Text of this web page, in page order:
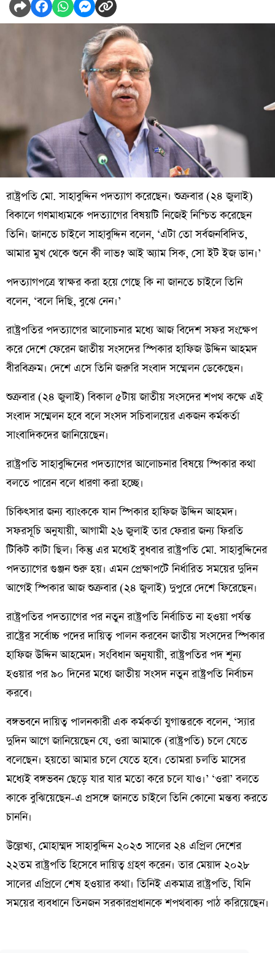
রাষ্ট্রপতি মো. সাহাবুদ্দিন পদত্যাগ করেছেন। শুক্রবার (২৪ জুলাই)
বিকালে গণমাধ্যমকে পদত্যাগের বিষয়টি নিজেই নিশ্চিত করেছেন
তিনি। জানতে চাইলে সাহাবুদ্দিন বলেন, ‘এটা তো সর্বজনবিদিত,
আমার মুখ থেকে শুনে কী লাভ? আই অ্যাম সিক, সো ইট ইজ ডান।’
পদত্যাগপত্রে স্বাক্ষর করা হয়ে গেছে কি না জানতে চাইলে তিনি
বলেন, ‘বলে দিছি, বুঝে নেন।’
রাষ্ট্রপতির পদত্যাগের আলোচনার মধ্যে আজ বিদেশ সফর সংক্ষেপ
করে দেশে ফেরেন জাতীয় সংসদের স্পিকার হাফিজ উদ্দিন আহমদ
বীরবিক্রম। দেশে এসে তিনি জরুরি সংবাদ সম্মেলন ডেকেছেন।
শুক্রবার (২৪ জুলাই) বিকাল ৫টায় জাতীয় সংসদের শপথ কক্ষে এই
সংবাদ সম্মেলন হবে বলে সংসদ সচিবালয়ের একজন কর্মকর্তা
সাংবাদিকদের জানিয়েছেন।
রাষ্ট্রপতি সাহাবুদ্দিনের পদত্যাগের আলোচনার বিষয়ে স্পিকার কথা
বলতে পারেন বলে ধারণা করা হচ্ছে।
চিকিৎসার জন্য ব্যাংককে যান স্পিকার হাফিজ উদ্দিন আহমদ।
সফরসূচি অনুযায়ী, আগামী ২৬ জুলাই তার ফেরার জন্য ফিরতি
টিকিট কাটা ছিল। কিন্তু এর মধ্যেই বুধবার রাষ্ট্রপতি মো. সাহাবুদ্দিনের
পদত্যাগের গুঞ্জন শুরু হয়। এমন প্রেক্ষাপটে নির্ধারিত সময়ের দুদিন
আগেই স্পিকার আজ শুক্রবার (২৪ জুলাই) দুপুরে দেশে ফিরেছেন।
রাষ্ট্রপতির পদত্যাগের পর নতুন রাষ্ট্রপতি নির্বাচিত না হওয়া পর্যন্ত
রাষ্ট্রের সর্বোচ্চ পদের দায়িত্ব পালন করবেন জাতীয় সংসদের স্পিকার
হাফিজ উদ্দিন আহমেদ। সংবিধান অনুযায়ী, রাষ্ট্রপতির পদ শূন্য
হওয়ার পর ৯০ দিনের মধ্যে জাতীয় সংসদ নতুন রাষ্ট্রপতি নির্বাচন
করবে।
বঙ্গভবনে দায়িত্ব পালনকারী এক কর্মকর্তা যুগান্তরকে বলেন, ‘স্যার
দুদিন আগে জানিয়েছেন যে, ওরা আমাকে (রাষ্ট্রপতি) চলে যেতে
বলেছেন। হয়তো আমার চলে যেতে হবে। তোমরা চলতি মাসের
মধ্যেই বঙ্গভবন ছেড়ে যার যার মতো করে চলে যাও।’ ‘ওরা’ বলতে
কাকে বুঝিয়েছেন-এ প্রসঙ্গে জানতে চাইলে তিনি কোনো মন্তব্য করতে
চাননি।
উল্লেখ্য, মোহাম্মদ সাহাবুদ্দিন ২০২৩ সালের ২৪ এপ্রিল দেশের
২২তম রাষ্ট্রপতি হিসেবে দায়িত্ব গ্রহণ করেন। তার মেয়াদ ২০২৮
সালের এপ্রিলে শেষ হওয়ার কথা। তিনিই একমাত্র রাষ্ট্রপতি, যিনি
সময়ের ব্যবধানে তিনজন সরকারপ্রধানকে শপথবাক্য পাঠ করিয়েছেন।